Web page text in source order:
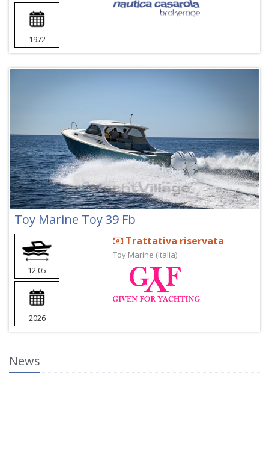
1972
Toy Marine Toy 39 Fb
12,05
2026
Trattativa riservata
Toy Marine (Italia)
News